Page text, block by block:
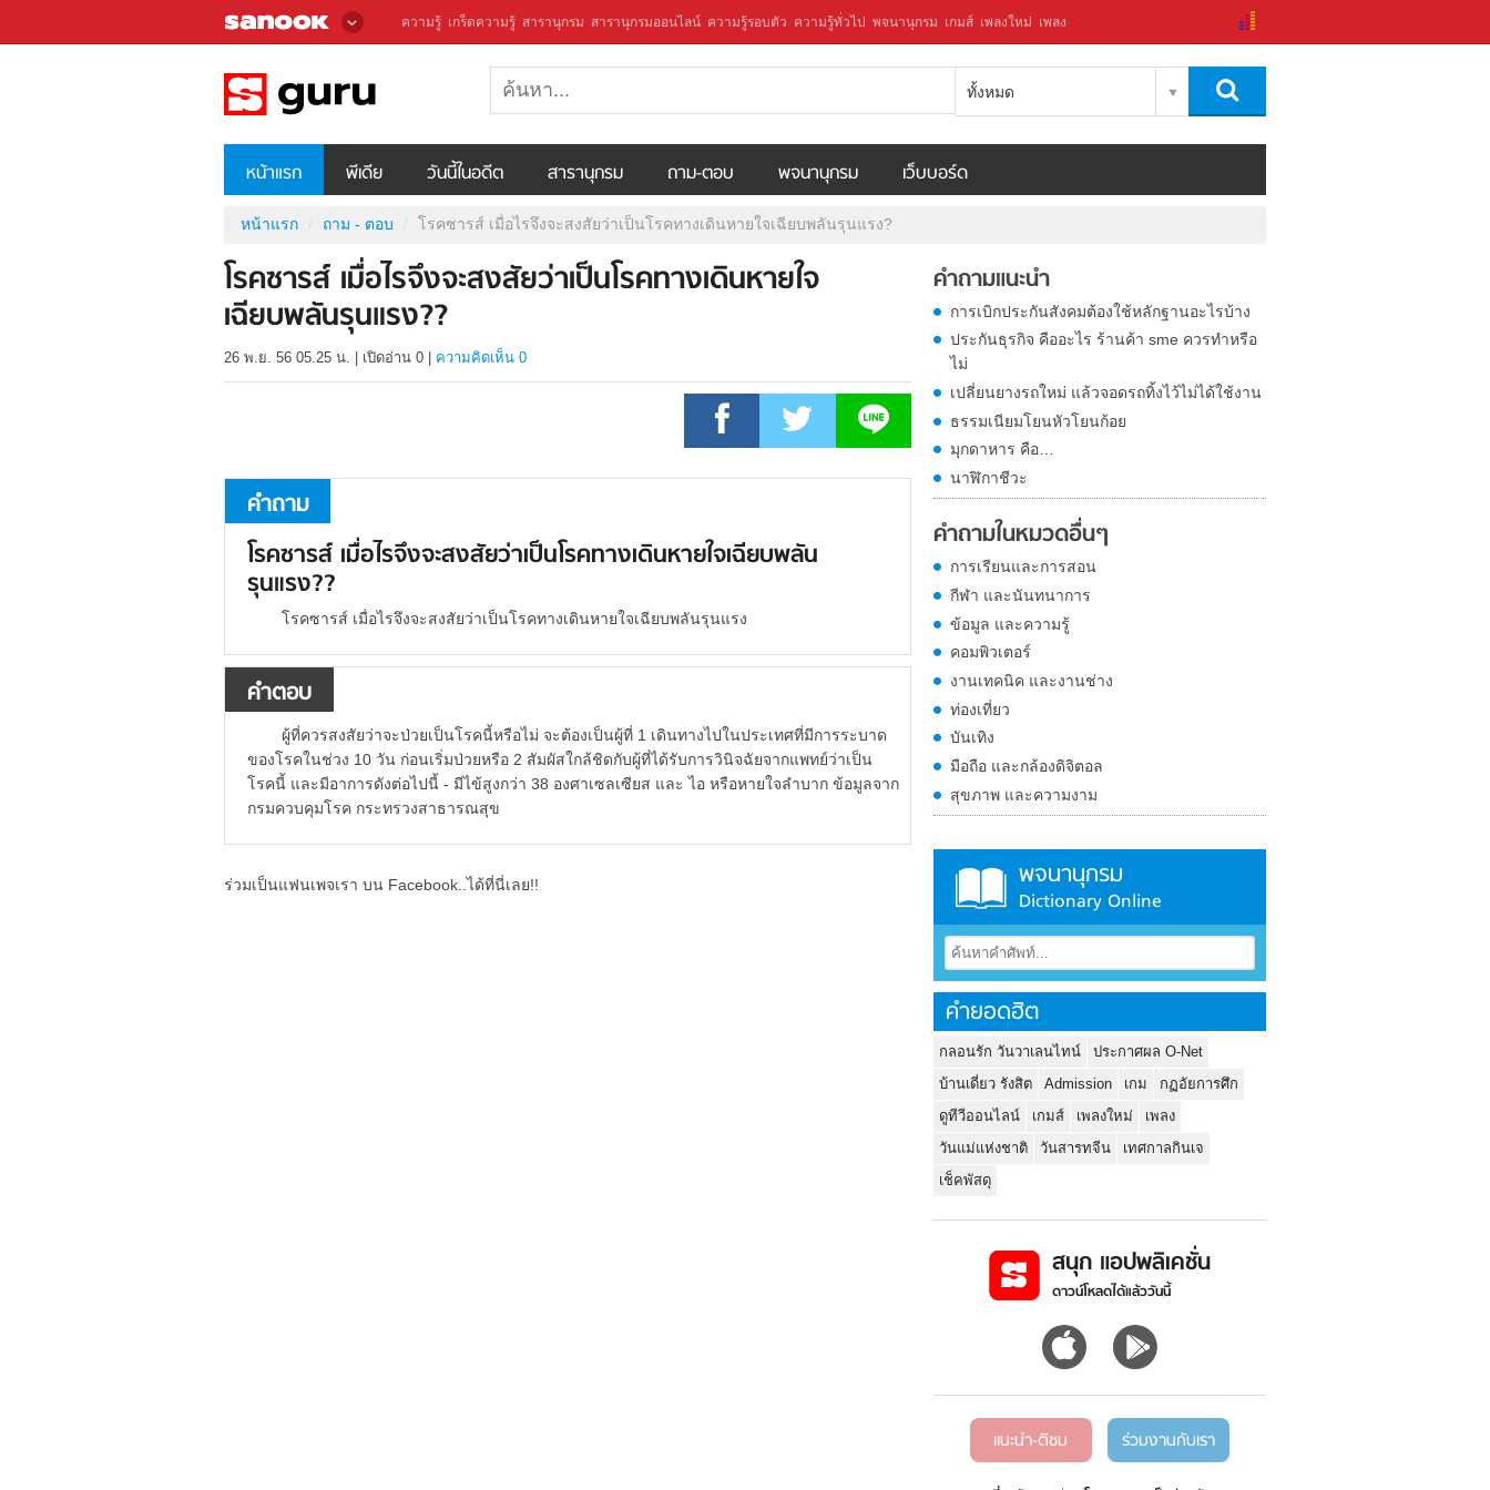
ความรู้ เกร็ดความรู้ สารานุกรม สารานุกรมออนไลน์ ความรู้รอบตัว ความรู้ทั่วไป พจนานุกรม เกมส์ เพลงใหม่ เพลง
ทั้งหมด
หน้าแรก พีเดีย วันนี้ในอดีต สารานุกรม ถาม-ตอบ พจนานุกรม เว็บบอร์ด
หน้าแรก ถาม - ตอบ โรคซารส์ เมื่อไรจึงจะสงสัยว่าเป็นโรคทางเดินหายใจเฉียบพลันรุนแรง?
โรคซารส์ เมื่อไรจึงจะสงสัยว่าเป็นโรคทางเดินหายใจ
เฉียบพลันรุนแรง??
26 พ.ย. 56 05.25 น. เปิดอ่าน 0 ความคิดเห็น 0
คำถาม
โรคซารส์ เมื่อไรจึงจะสงสัยว่าเป็นโรคทางเดินหายใจเฉียบพลัน
รุนแรง??
โรคซารส์ เมื่อไรจึงจะสงสัยว่าเป็นโรคทางเดินหายใจเฉียบพลันรุนแรง
คำตอบ
ผู้ที่ควรสงสัยว่าจะป่วยเป็นโรคนี้หรือไม่ จะต้องเป็นผู้ที่ 1 เดินทางไปในประเทศที่มีการระบาด
ของโรคในช่วง 10 วัน ก่อนเริ่มป่วยหรือ 2 สัมผัสใกล้ชิดกับผู้ที่ได้รับการวินิจฉัยจากแพทย์ว่าเป็น
โรคนี้ และมีอาการดังต่อไปนี้ - มีไข้สูงกว่า 38 องศาเซลเซียส และ ไอ หรือหายใจลำบาก ข้อมูลจาก
กรมควบคุมโรค กระทรวงสาธารณสุข
ร่วมเป็นแฟนเพจเรา บน Facebook..ได้ที่นี่เลย!!
คำถามแนะนำ
การเบิกประกันสังคมต้องใช้หลักฐานอะไรบ้าง
ประกันธุรกิจ คืออะไร ร้านค้า sme ควรทำหรือ
ไม่
เปลี่ยนยางรถใหม่ แล้วจอดรถทิ้งไว้ไม่ได้ใช้งาน
ธรรมเนียมโยนหัวโยนก้อย
มุกดาหาร คือ…
นาฬิกาชีวะ
คำถามในหมวดอื่นๆ
การเรียนและการสอน
กีฬา และนันทนาการ
ข้อมูล และความรู้
คอมพิวเตอร์
งานเทคนิค และงานช่าง
ท่องเที่ยว
บันเทิง
มือถือ และกล้องดิจิตอล
สุขภาพ และความงาม
พจนานุกรม
Dictionary Online
คำยอดฮิต
กลอนรัก วันวาเลนไทน์
ประกาศผล O-Net
บ้านเดี่ยว รังสิต
Admission เกม
กฏอัยการศึก
ดูทีวีออนไลน์
เกมส์ เพลงใหม่
เพลง
วันแม่แห่งชาติ
วันสารทจีน
เทศกาลกินเจ
เช็คพัสดุ
สนุก แอปพลิเคชั่น
ดาวน์โหลดได้แล้ววันนี้
แนะนำ-ติชม ร่วมงานกับเรา